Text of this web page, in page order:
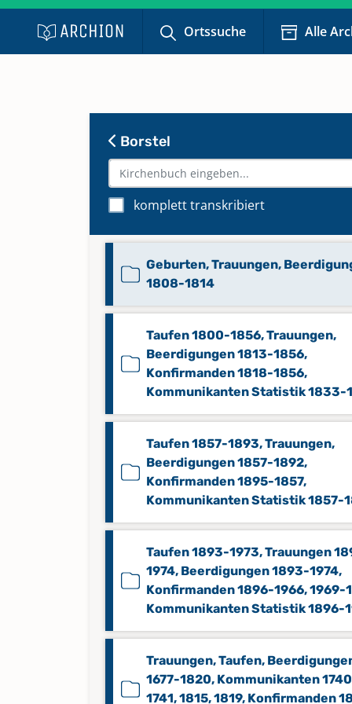
Ortssuche Alle
Borstel
komplett transkribiert
Geburten, Trauungen,
1808-1814
Taufen 1800-1856, Trauungen,
Beerdigungen 1813-1856,
Konfirmanden 1818-1856,
Kommunikanten Statistik 1833-
Taufen 1857-1893, Trauungen,
Beerdigungen 1857-1892,
Konfirmanden 1895-1857,
Kommunikanten Statistik 1857-
Taufen 1893-1973, Trauungen
1974, Beerdigungen 1893-1974,
Konfirmanden 1896-1966, 1969-
Kommunikanten Statistik 1896-
Trauungen, Taufen,
1677-1820, Kommunikanten
1741, 1815, 1819, Konfirmanden